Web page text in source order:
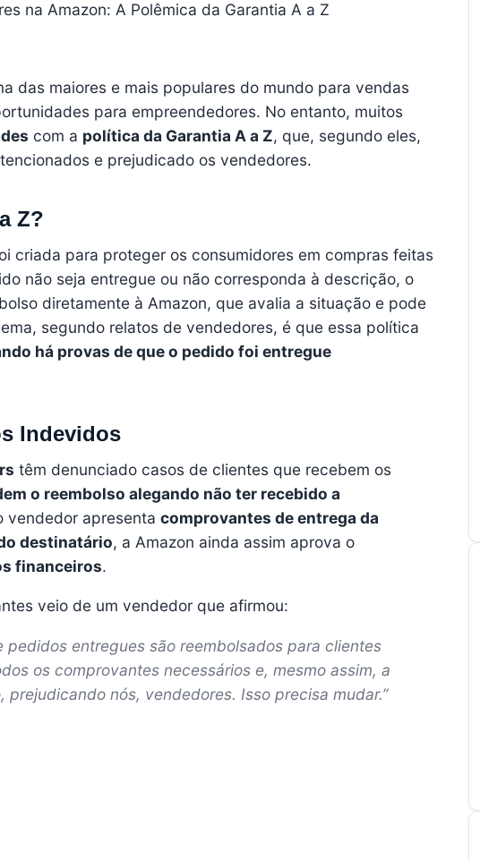
na Amazon: A Polêmica da Garantia A a Z
das maiores e mais populares do mundo para vendas
para empreendedores. No entanto, muitos
com a política da Garantia A a Z, que, segundo eles,
e prejudicado os vendedores.
Z?
criada para proteger os consumidores em compras feitas
não seja entregue ou não corresponda à descrição, o
diretamente à Amazon, que avalia a situação e pode
segundo relatos de vendedores, é que essa política
há provas de que o pedido foi entregue
Indevidos
têm denunciado casos de clientes que recebem os
o reembolso alegando não ter recebido a
vendedor apresenta comprovantes de entrega da
destinatário, a Amazon ainda assim aprova o
financeiros.
veio de um vendedor que afirmou:
pedidos entregues são reembolsados para clientes
os comprovantes necessários e, mesmo assim, a
prejudicando nós, vendedores. Isso precisa mudar.”